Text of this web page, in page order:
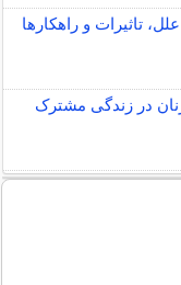
تاثیرات و راهکارها
در زندگی مشترک